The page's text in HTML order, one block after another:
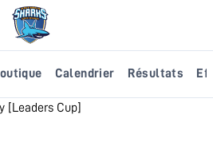
Calendrier Résultats